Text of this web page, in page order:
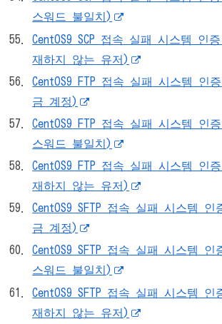
스워드 불일치)
CentOS9 SCP 접속 실패 시스템 인
재하지 않는 유저)
CentOS9 FTP 접속 실패 시스템 인
금 계정)
CentOS9 FTP 접속 실패 시스템 인
스워드 불일치)
CentOS9 FTP 접속 실패 시스템 인
재하지 않는 유저)
CentOS9 SFTP 접속 실패 시스템
금 계정)
CentOS9 SFTP 접속 실패 시스템
스워드 불일치)
CentOS9 SFTP 접속 실패 시스템
재하지 않는 유저)